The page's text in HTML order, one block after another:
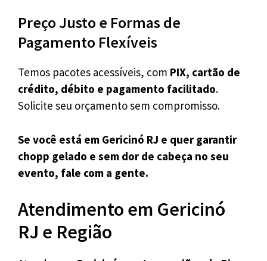
Preço Justo e Formas de
Pagamento Flexíveis
Temos pacotes acessíveis, com PIX, cartão de
crédito, débito e pagamento facilitado.
Solicite seu orçamento sem compromisso.
Se você está em Gericinó RJ e quer garantir
chopp gelado e sem dor de cabeça no seu
evento, fale com a gente.
Atendimento em Gericinó
RJ e Região